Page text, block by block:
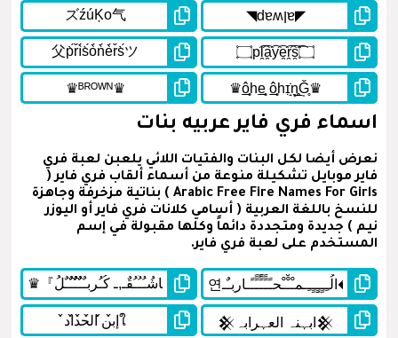
اسماء فري فاير عربيه بنات
نعرض أيضا لكل البنات والفتيات اللائي يلعبن لعبة فري
فاير موبايل تشكيلة منوعة من أسماء ألقاب فري فاير (
Arabic Free Fire Names For Girls ) بناتية مزخرفة وجاهزة
للنسخ باللغة العربية ( أسامي كلانات فري فاير أو اليوزر
نيم ) جديدة ومتجددة دائماً وكلها مقبولة في إسم
المستخدم على لعبة فري فاير.